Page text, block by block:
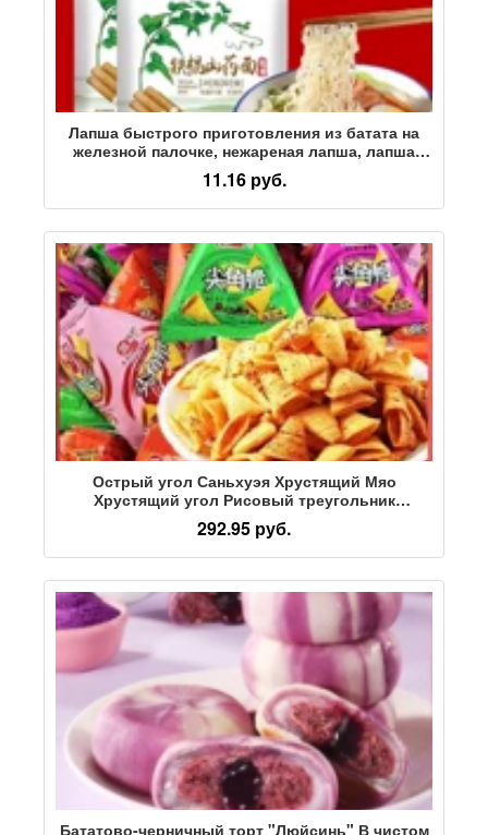
Лапша быстрого приготовления из батата на
железной палочке, нежареная лапша, лапша
быстрого приготовления, лапша из батата,
вегетарианская горячая лапша в горшочках, суп
с лапшой на завтрак
11.16 руб.
Острый угол Саньхуэя Хрустящий Мяо
Хрустящий угол Рисовый треугольник
Хрустящие повседневные закуски Закуски
Коммерческие Ностальгические Пищевые
рожки Маленькая упаковка
292.95 руб.
Бататово-черничный торт "Люйсинь" В чистом